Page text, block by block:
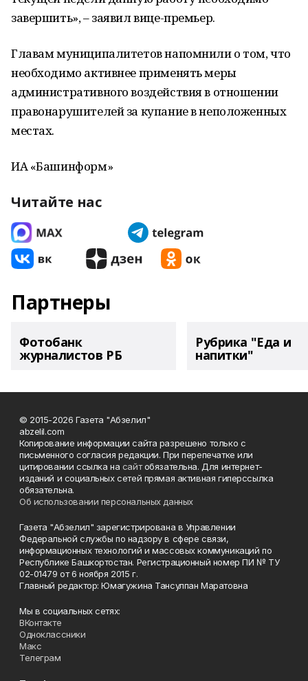
завершить», – заявил вице-премьер.
Главам муниципалитетов напомнили о том, что
необходимо активнее применять меры
административного воздействия в отношении
правонарушителей за купание в неположенных
местах.
ИА «Башинформ»
Читайте нас
Партнеры
Фотобанк
журналистов РБ
Рубрика "Еда и
напитки"
© 2015-2026 Газета "Абзелил"
abzelil.com
Копирование информации сайта разрешено только с
письменного согласия редакции. При перепечатке или
цитировании ссылка на сайтобязательна. Для интернет-
изданий и социальных сетей прямая активная гиперссылка
обязательна.
Об использовании персональных данных
Газета "Абзелил" зарегистрирована в Управлении
Федеральной службы по надзору в сфере связи,
информационных технологий и массовых коммуникаций по
Республике Башкортостан. Регистрационный номер ПИ № ТУ
02-01479 от 6 ноября 2015 г.
Главный редактор: Юмагужина Тансулпан Маратовна
Мы в социальных сетях:
ВКонтакте
Одноклассники
Макс
Телеграм